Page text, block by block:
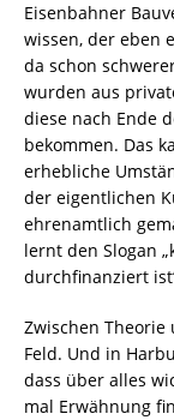
Eisenbahner
wissen, der eben
da schon
wurden aus
diese nach Ende
bekommen. Das
erhebliche
der eigentlichen
ehrenamtlich
lernt den Slogan
durchfinanziert
Zwischen
Feld. Und in
dass über alles
mal Erwähnung